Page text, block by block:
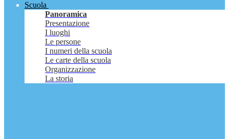
Scuola
Panoramica
Presentazione
I luoghi
Le persone
I numeri della scuola
Le carte della scuola
Organizzazione
La storia